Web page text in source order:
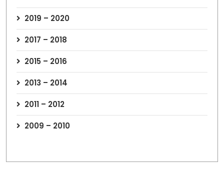
2019 – 2020
2017 – 2018
2015 – 2016
2013 – 2014
2011 – 2012
2009 – 2010